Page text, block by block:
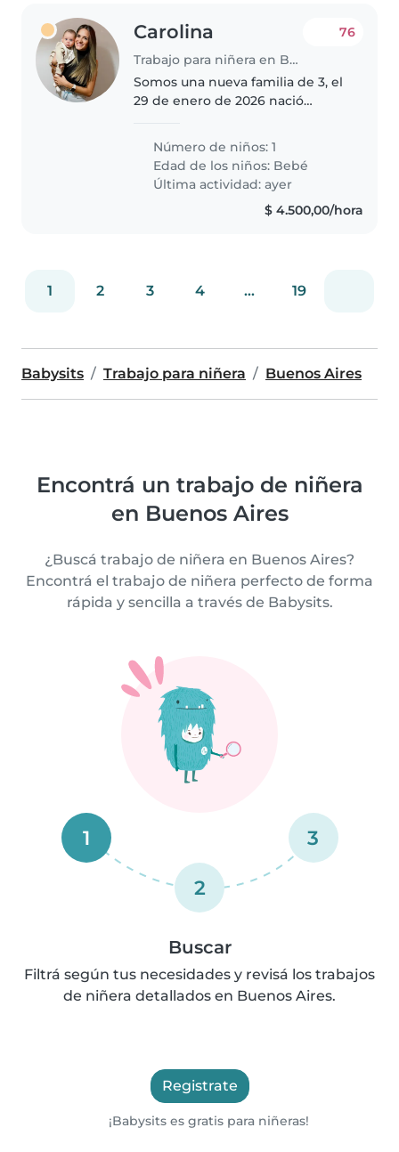
Carolina
Trabajo para niñera en Buenos Aires
76
Somos una nueva familia de 3, el
29 de enero de 2026 nació
la mamá y tengo 33 años y
Marcos el papá tiene 31 años. El
bebi se llama Estanislao y él..
Número de niños: 1
Edad de los niños: Bebé
Última actividad: ayer
$ 4.500,00/hora
1 2 3 4 ... 19
Babysits Trabajo para niñera Buenos Aires
Encontrá un trabajo de niñera
en Buenos Aires
¿Buscá trabajo de niñera en Buenos Aires?
Encontrá el trabajo de niñera perfecto de forma
rápida y sencilla a través de Babysits.
1
2
3
Buscar
Filtrá según tus necesidades y revisá los trabajos
de niñera detallados en Buenos Aires.
Registrate
¡Babysits es gratis para niñeras!